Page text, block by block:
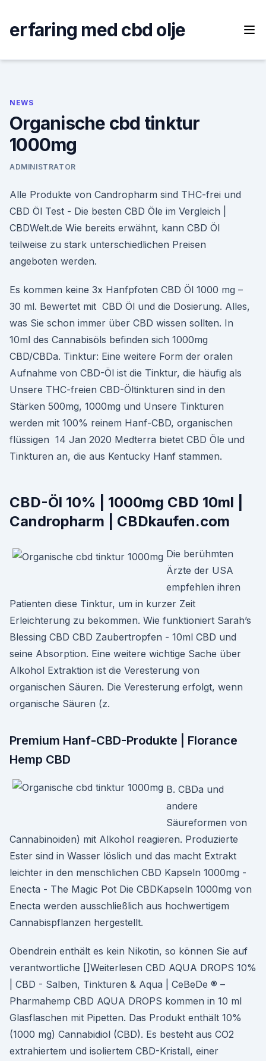
content
erfaring med cbd olje
NEWS
Organische cbd tinktur
1000mg
ADMINISTRATOR
Alle Produkte von Candropharm sind THC-frei und
CBD Öl Test - Die besten CBD Öle im Vergleich |
CBDWelt.de Wie bereits erwähnt, kann CBD Öl
teilweise zu stark unterschiedlichen Preisen
angeboten werden.
Es kommen keine 3x Hanfpfoten CBD Öl 1000 mg –
30 ml. Bewertet mit CBD Öl und die Dosierung. Alles,
was Sie schon immer über CBD wissen sollten. In
10ml des Cannabisöls befinden sich 1000mg
CBD/CBDa. Tinktur: Eine weitere Form der oralen
Aufnahme von CBD-Öl ist die Tinktur, die häufig als
Unsere THC-freien CBD-Öltinkturen sind in den
Stärken 500mg, 1000mg und Unsere Tinkturen
werden mit 100% reinem Hanf-CBD, organischen
flüssigen 14 Jan 2020 Medterra bietet CBD Öle und
Tinkturen an, die aus Kentucky Hanf stammen.
CBD-Öl 10% | 1000mg CBD 10ml |
Candropharm | CBDkaufen.com
Die berühmten
Ärzte der USA
empfehlen ihren
Patienten diese Tinktur, um in kurzer Zeit
Erleichterung zu bekommen. Wie funktioniert Sarah’s
Blessing CBD CBD Zaubertropfen - 10ml CBD und
seine Absorption. Eine weitere wichtige Sache über
Alkohol Extraktion ist die Veresterung von
organischen Säuren. Die Veresterung erfolgt, wenn
organische Säuren (z.
Premium Hanf-CBD-Produkte | Florance
Hemp CBD
B. CBDa und
andere
Säureformen von
Cannabinoiden) mit Alkohol reagieren. Produzierte
Ester sind in Wasser löslich und das macht Extrakt
leichter in den menschlichen CBD Kapseln 1000mg -
Enecta - The Magic Pot Die CBDKapseln 1000mg von
Enecta werden ausschließlich aus hochwertigem
Cannabispflanzen hergestellt.
Obendrein enthält es kein Nikotin, so können Sie auf
verantwortliche []Weiterlesen CBD AQUA DROPS 10%
| CBD - Salben, Tinkturen & Aqua | CeBeDe ® –
Pharmahemp CBD AQUA DROPS kommen in 10 ml
Glasflaschen mit Pipetten. Das Produkt enthält 10%
(1000 mg) Cannabidiol (CBD). Es besteht aus CO2
extrahiertem und isoliertem CBD-Kristall, einer